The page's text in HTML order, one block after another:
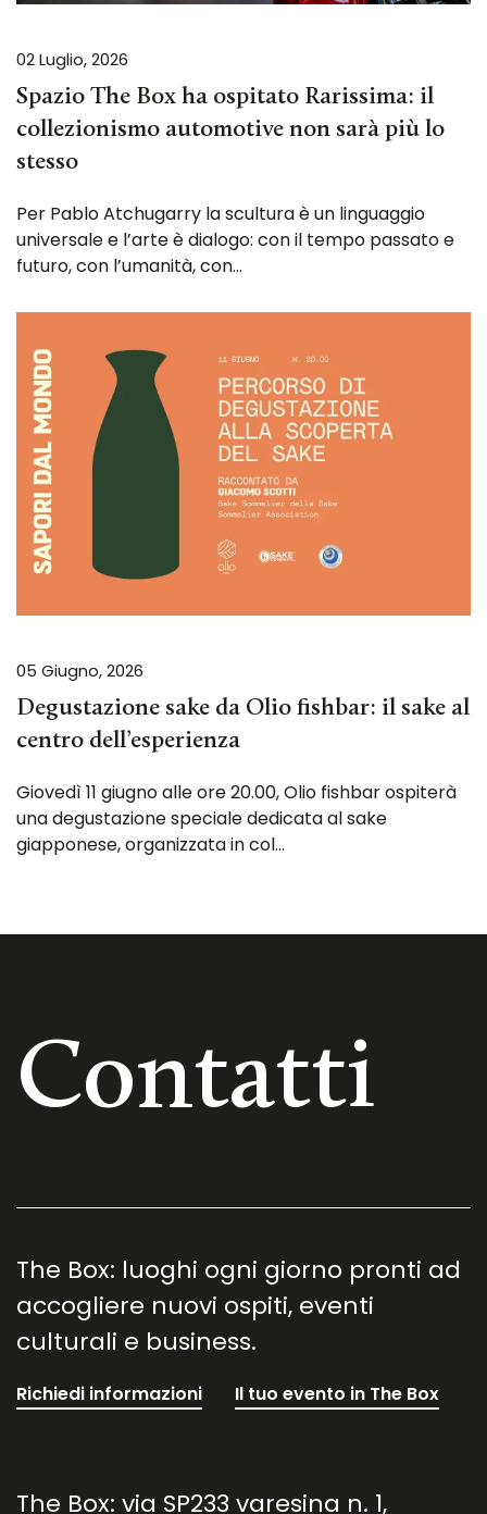
02 Luglio, 2026
Spazio The Box ha ospitato Rarissima: il
collezionismo automotive non sarà più lo
stesso
Per Pablo Atchugarry la scultura è un linguaggio
universale e l’arte è dialogo: con il tempo passato e
futuro, con l’umanità, con…
05 Giugno, 2026
Degustazione sake da Olio fishbar: il sake al
centro dell’esperienza
Giovedì 11 giugno alle ore 20.00, Olio fishbar ospiterà
una degustazione speciale dedicata al sake
giapponese, organizzata in col…
Contatti
The Box: luoghi ogni giorno pronti ad
accogliere nuovi ospiti, eventi
culturali e business.
Richiedi informazioni Il tuo evento in The Box
The Box: via SP233 varesina n. 1,